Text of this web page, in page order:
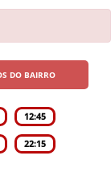
DO BAIRRO
12:45
22:15